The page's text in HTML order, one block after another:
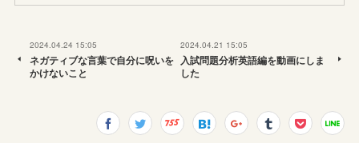
2024.04.24 15:05
ネガティブな言葉で自分に呪いを
かけないこと
2024.04.21 15:05
入試問題分析英語編を動画にしま
した